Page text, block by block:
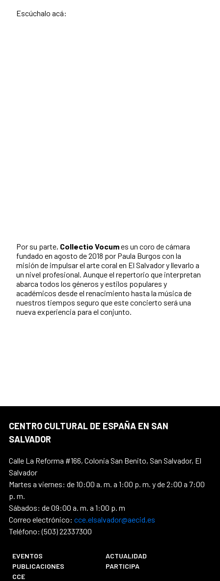
Escúchalo acá:
Por su parte, Collectio Vocumes un coro de cámara
fundado en agosto de 2018 por Paula Burgos con la
misión de impulsar el arte coral en El Salvador y llevarlo a
un nivel profesional. Aunque el repertorio que interpretan
abarca todos los géneros y estilos populares y
académicos desde el renacimiento hasta la música de
nuestros tiempos seguro que este concierto será una
nueva experiencia para el conjunto.
CENTRO CULTURAL DE ESPAÑA EN SAN
SALVADOR
Calle La Reforma #166, Colonia San Benito, San Salvador, El
Salvador
Martes a viernes: de 10:00 a. m. a 1:00 p. m. y de 2:00 a 7:00
p. m.
Sábados: de 09:00 a. m. a 1:00 p. m
Correo electrónico: cce.elsalvador@aecid.es
Teléfono: (503) 22337300
EVENTOS
ACTUALIDAD
PUBLICACIONES
PARTICIPA
CCE